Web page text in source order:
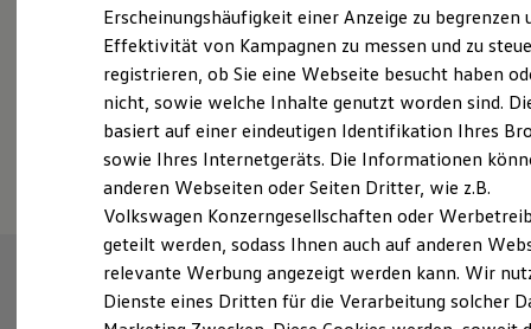
Ladezeitensimulator
Batterie
Sicherheit
Garantie und Lebensdauer
Nachhaltigkeit
Technologie
Kosten und Kauf
Verbrauchskosten
Kaufoptionen
E-Auto-Förderung
Software und Konnektivität
Die ID. Software 6
ID. Software Versionen und Updates
Digitale Extras
Schnittstellen zu Ihrem ID.
Servicetermin buchen
Serviceanfrage stellen
Erscheinungshäufigkeit einer Anzeige zu begrenzen
Effektivität von Kampagnen zu messen und zu
registrieren, ob Sie eine Webseite besucht haben
nicht, sowie welche Inhalte genutzt worden sind.
basiert auf einer eindeutigen Identifikation Ihres
sowie Ihres Internetgeräts. Die Informationen
anderen Webseiten oder Seiten Dritter, wie z.B.
Volkswagen Konzerngesellschaften oder
geteilt werden, sodass Ihnen auch auf anderen
relevante Werbung angezeigt werden kann. Wir
Dienste eines Dritten für die Verarbeitung solcher